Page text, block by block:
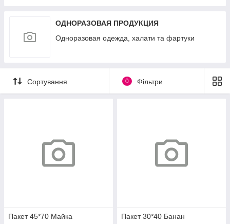
ОДНОРАЗОВАЯ ПРОДУКЦИЯ
Одноразовая одежда, халати та фартуки
Сортування 0 Фільтри
Пакет 45*70 Майка
Пакет 30*40 Банан